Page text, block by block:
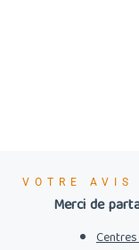
VOTRE AVIS
Merci de